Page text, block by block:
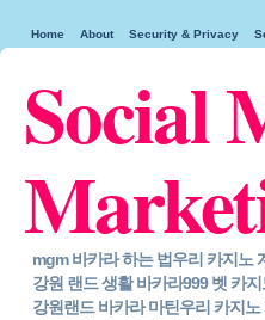
Social
Home About Security & Privacy
mgm 바카라 하는 법우리 카지노
강원 랜드 생활 바카라999 벳 카지
강원랜드 바카라 마틴우리 카지노